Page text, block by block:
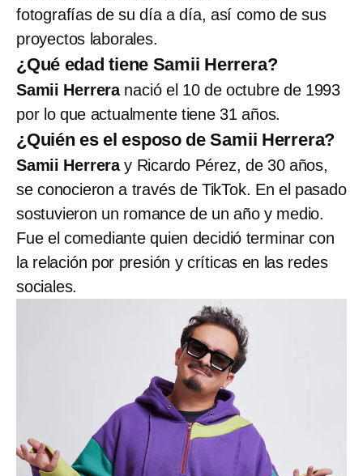
fotografías de su día a día, así como de sus
proyectos laborales.
¿Qué edad tiene Samii Herrera?
Samii Herreranació el 10 de octubre de 1993
por lo que actualmente tiene 31 años.
¿Quién es el esposo de Samii Herrera?
Samii Herreray Ricardo Pérez, de 30 años,
se conocieron a través de TikTok. En el pasado
sostuvieron un romance de un año y medio.
Fue el comediante quien decidió terminar con
la relación por presión y críticas en las redes
sociales.